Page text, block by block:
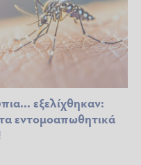
εξελίχθηκαν:
εντομοαπωθητικά